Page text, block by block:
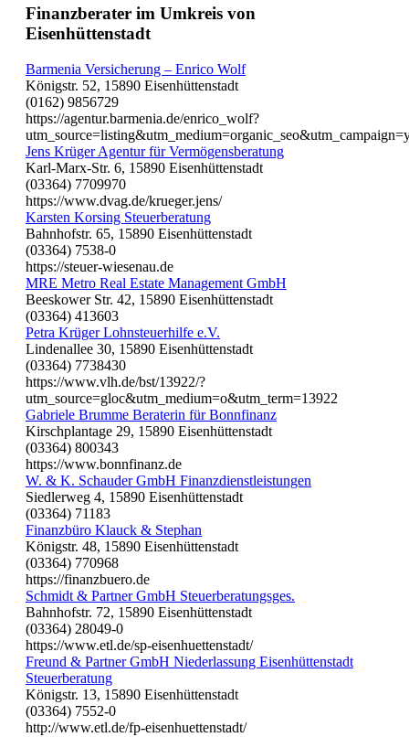
Finanzberater im Umkreis von
Eisenhüttenstadt
Barmenia Versicherung – Enrico Wolf
Königstr. 52, 15890 Eisenhüttenstadt
(0162) 9856729
https://agentur.barmenia.de/enrico_wolf?
Jens Krüger Agentur für Vermögensberatung
Karl-Marx-Str. 6, 15890 Eisenhüttenstadt
(03364) 7709970
https://www.dvag.de/krueger.jens/
Karsten Korsing Steuerberatung
Bahnhofstr. 65, 15890 Eisenhüttenstadt
(03364) 7538-0
https://steuer-wiesenau.de
MRE Metro Real Estate Management GmbH
Beeskower Str. 42, 15890 Eisenhüttenstadt
(03364) 413603
Petra Krüger Lohnsteuerhilfe e.V.
Lindenallee 30, 15890 Eisenhüttenstadt
(03364) 7738430
https://www.vlh.de/bst/13922/?
utm_source=gloc&utm_medium=o&utm_term=13922
Gabriele Brumme Beraterin für Bonnfinanz
Kirschplantage 29, 15890 Eisenhüttenstadt
(03364) 800343
https://www.bonnfinanz.de
W. & K. Schauder GmbH Finanzdienstleistungen
Siedlerweg 4, 15890 Eisenhüttenstadt
(03364) 71183
Finanzbüro Klauck & Stephan
Königstr. 48, 15890 Eisenhüttenstadt
(03364) 770968
https://finanzbuero.de
Schmidt & Partner GmbH Steuerberatungsges.
Bahnhofstr. 72, 15890 Eisenhüttenstadt
(03364) 28049-0
https://www.etl.de/sp-eisenhuettenstadt/
Freund & Partner GmbH Niederlassung Eisenhüttenstadt
Steuerberatung
Königstr. 13, 15890 Eisenhüttenstadt
(03364) 7552-0
http://www.etl.de/fp-eisenhuettenstadt/